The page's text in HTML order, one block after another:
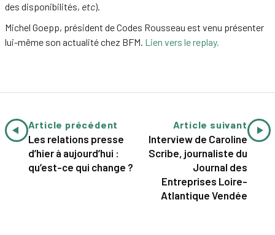
des disponibilités, etc).
Michel Goepp, président de Codes Rousseau est venu présenter
lui-même son actualité chez BFM. Lien vers le replay.
Article précédent
Les relations presse
d’hier à aujourd’hui :
qu’est-ce qui change ?
Article suivant
Interview de Caroline
Scribe, journaliste du
Journal des
Entreprises Loire-
Atlantique Vendée